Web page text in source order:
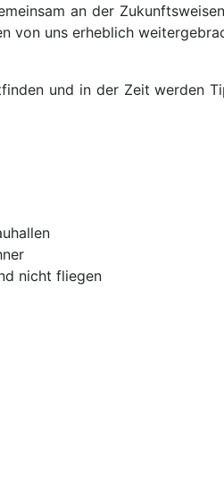
an der
von uns erheblich
und in der Zeit werden
nicht fliegen